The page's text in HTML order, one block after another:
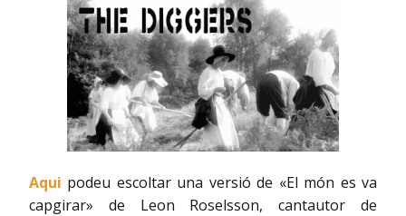
Aqui podeu escoltar una versió de «El món es va
capgirar» de Leon Roselsson, cantautor de